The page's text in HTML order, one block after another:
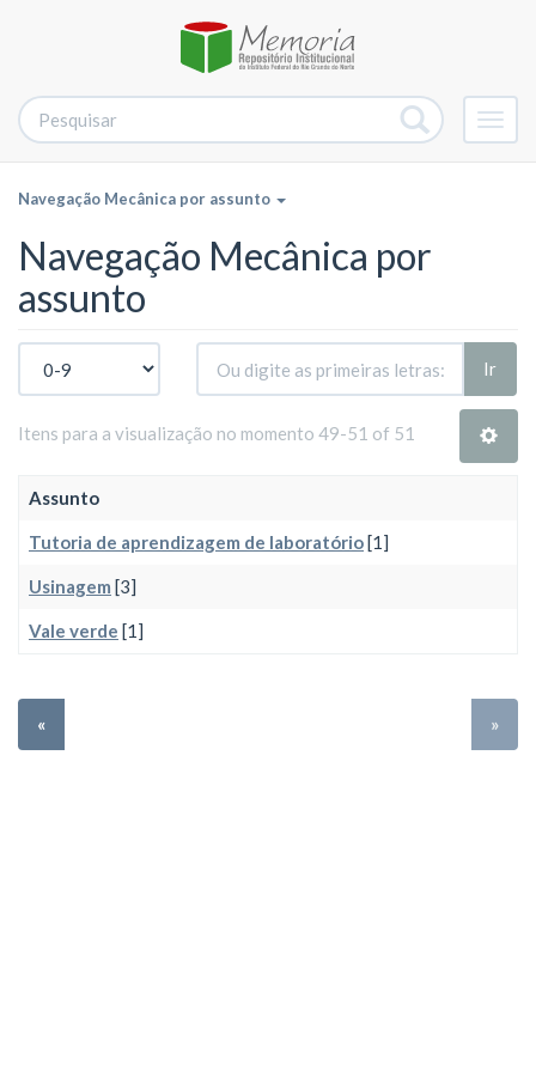
Navegação Mecânica por assunto
Navegação Mecânica por
assunto
Ir
Itens para a visualização no momento 49-51 of 51
Assunto
Tutoria de aprendizagem de laboratório[1]
Usinagem [3]
Vale verde [1]
« »